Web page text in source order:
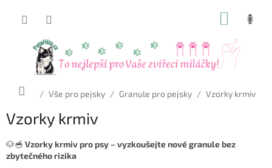
Domů
/ Vše pro pejsky / Granule pro pejsky / Vzorky krmiv
Vzorky krmiv
🐶🥣 Vzorky krmiv pro psy – vyzkoušejte nové granule bez
zbytečného rizika